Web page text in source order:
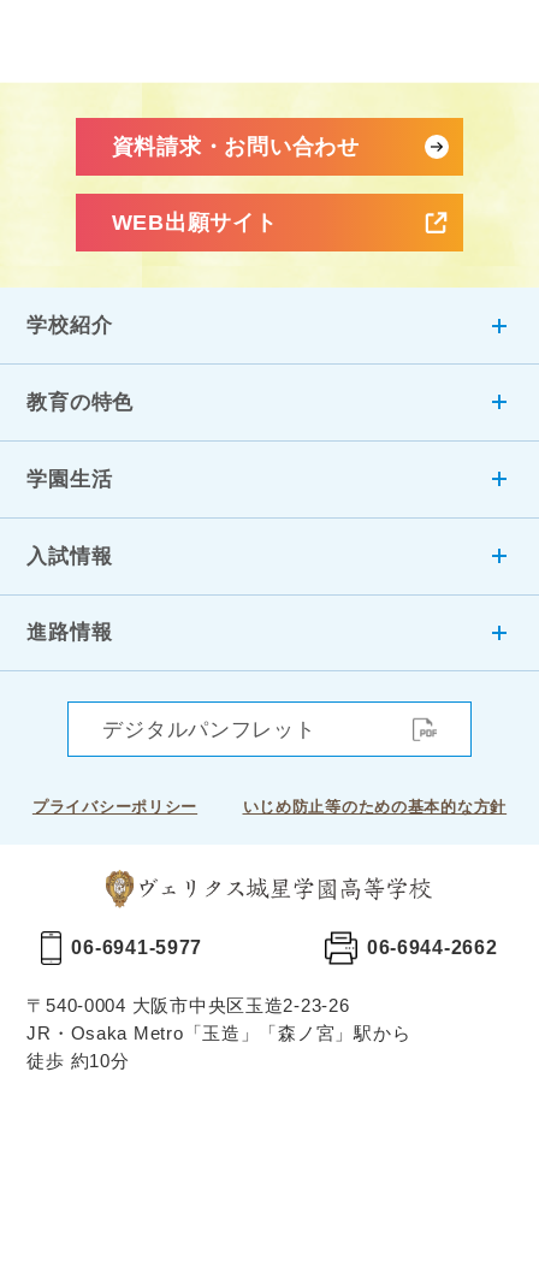
資料請求・お問い合わせ
WEB出願サイト
学校紹介
教育の特色
学園生活
入試情報
進路情報
デジタルパンフレット
プライバシーポリシー いじめ防止等のための基本的な方針
06-6941-5977 06-6944-2662
〒540-0004 大阪市中央区玉造2-23-26
JR・Osaka Metro「玉造」「森ノ宮」駅から
徒歩 約10分